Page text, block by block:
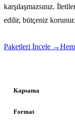
karşılaşmazsınız.
edilir, bütçeniz korunur.
Paketleri İncele →
Kapsama
Format